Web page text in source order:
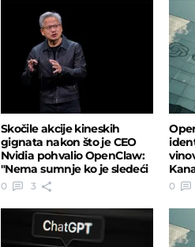
Skočile akcije kineskih
gignata nakon što je CEO
Nvidia pohvalio OpenClaw:
"Nema sumnje ko je sledeći
ChatgPT"
0 3 0